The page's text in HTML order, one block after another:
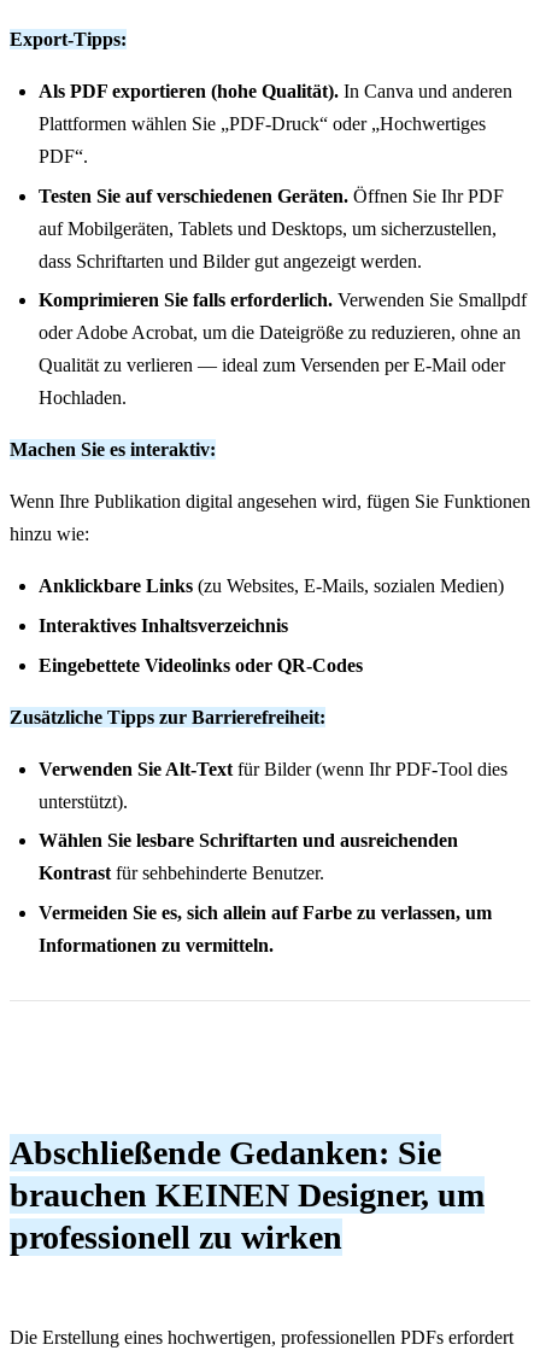
Export-Tipps:
Als PDF exportieren (hohe Qualität). In Canva und anderen
Plattformen wählen Sie „PDF-Druck“ oder „Hochwertiges
PDF“.
Testen Sie auf verschiedenen Geräten. Öffnen Sie Ihr PDF
auf Mobilgeräten, Tablets und Desktops, um sicherzustellen,
dass Schriftarten und Bilder gut angezeigt werden.
Komprimieren Sie falls erforderlich. Verwenden Sie Smallpdf
oder Adobe Acrobat, um die Dateigröße zu reduzieren, ohne an
Qualität zu verlieren — ideal zum Versenden per E-Mail oder
Hochladen.
Machen Sie es interaktiv:
Wenn Ihre Publikation digital angesehen wird, fügen Sie Funktionen
hinzu wie:
Anklickbare Links (zu Websites, E-Mails, sozialen Medien)
Interaktives Inhaltsverzeichnis
Eingebettete Videolinks oder QR-Codes
Zusätzliche Tipps zur Barrierefreiheit:
Verwenden Sie Alt-Text für Bilder (wenn Ihr PDF-Tool dies
unterstützt).
Wählen Sie lesbare Schriftarten und ausreichenden
Kontrast für sehbehinderte Benutzer.
Vermeiden Sie es, sich allein auf Farbe zu verlassen, um
Informationen zu vermitteln.
Abschließende Gedanken: Sie
brauchen KEINEN Designer, um
professionell zu wirken
Die Erstellung eines hochwertigen, professionellen PDFs erfordert